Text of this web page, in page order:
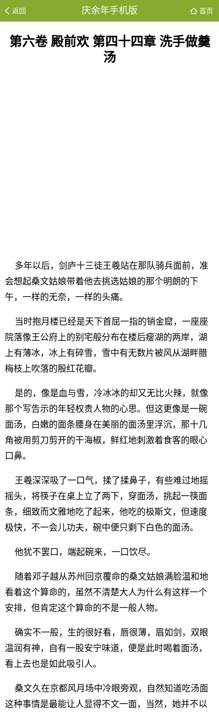
返回 庆余年手机版 首页
第六卷 殿前欢 第四十四章 洗手做羹
汤
多年以后，剑庐十三徒王羲站在那队骑兵面前，准
会想起桑文姑娘带着他去挑选姑娘的那个明朗的下
午，一样的无奈，一样的头痛。
当时抱月楼已经是天下首屈一指的销金窟，一座座
院落像王公府上的别宅般分布在楼后瘦湖的两岸，湖
上有薄冰，冰上有碎雪，雪中有无数片被风从湖畔腊
梅枝上吹落的殷红花瓣。
是的，像是血与雪，冷冰冰的却又无比火辣，就像
那个写告示的年轻权贵人物的心思。但这更像是一碗
面汤，白嫩的面条腰身在美丽的面汤里浮沉，那十几
角被用剪刀剪开的干海椒，鲜红地刺激着食客的眼心
口鼻。
王羲深深吸了一口气，揉了揉鼻子，有些难过地摇
摇头，将筷子在桌上立了两下，穿面汤，挑起一筷面
条，细致而文雅地吃了起来，他吃的极斯文，但速度
极快，不一会儿功夫，碗中便只剩下白色的面汤。
他犹不罢口，端起碗来，一口饮尽。
随着邓子越从苏州回京覆命的桑文姑娘满脸温和地
看着这个算命的，虽然不清楚大人为什么有这样一个
安排，但肯定这个算命的不是一般人物。
确实不一般，生的很好看，唇很薄，眉如剑，双眼
温润有神，自有一股安宁味道，便是此时喝着面汤，
看上去也是如此吸引人。
桑文久在京都风月场中冷眼旁观，自然知道吃汤面
这种事情是最能让人显得不文一面，当然，她并不以